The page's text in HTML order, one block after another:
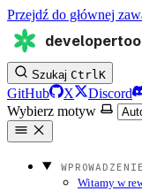
Przejdź do głównej
Szukaj CtrlK
GitHub X
Discord
Wybierz motyw
WPROWADZENIE
Witamy w